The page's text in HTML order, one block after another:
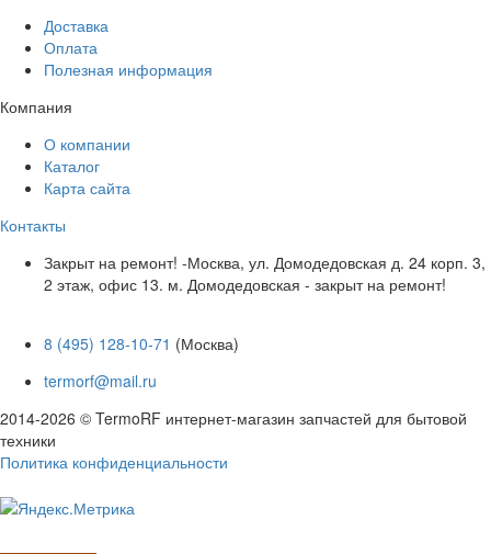
Доставка
Оплата
Полезная информация
Компания
О компании
Каталог
Карта сайта
Контакты
Закрыт на ремонт! -Москва, ул. Домодедовская д. 24 корп. 3,
2 этаж, офис 13. м. Домодедовская - закрыт на ремонт!
8 (495) 128-10-71 (Москва)
termorf@mail.ru
2014-2026 © TermoRF интернет-магазин запчастей для бытовой
техники
Политика конфиденциальности